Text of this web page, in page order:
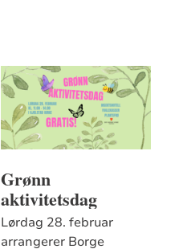
Grønn
aktivitetsdag
Lørdag 28. februar
arrangerer Borge